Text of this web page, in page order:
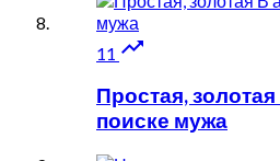
11 
Простая,
поиске мужа